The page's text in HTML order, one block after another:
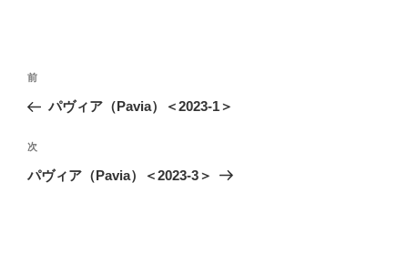
投
ナ
ビ
ゲ
前
の
稿
前
パヴィア（Pavia）＜2023-1＞
次
の
次
パヴィア（Pavia）＜2023-3＞